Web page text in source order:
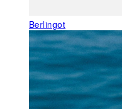
Berlingot